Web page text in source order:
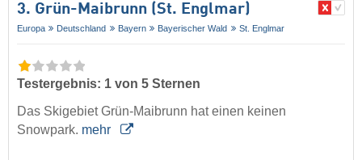
3. Grün-Maibrunn (St. Englmar)
Europa Deutschland Bayern Bayerischer Wald St. Englmar
Testergebnis: 1 von 5 Sternen
Das Skigebiet Grün-Maibrunn hat einen keinen
Snowpark. mehr